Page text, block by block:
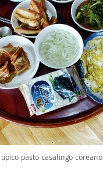
tipico pasto casalingo coreano